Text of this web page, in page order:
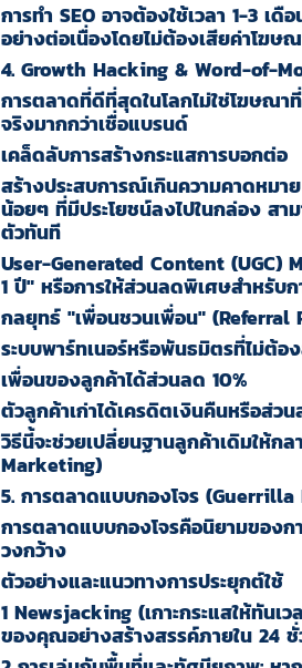
การทำ SEO อาจต้องใช้เวลา 1-3 เ
อย่างต่อเนื่องโดยไม่ต้องเสียค่าโฆษ
4. Growth Hacking & Word-of-
การตลาดที่ดีที่สุดในโลกไม่ใช่โฆษณ
จริงมากกว่าเชื่อแบรนด์
เคล็ดลับการสร้างกระแสการบอกต่อ
สร้างประสบการณ์เกินความคาดหมาย
น้อยๆ ที่มีประโยชน์ลงไปในกล่อง สา
ตัวทันที
User-Generated Content (UGC)
1 ปี" หรือการให้ส่วนลดพิเศษสำหรับ
กลยุทธ์ "เพื่อนชวนเพื่อน" (Referral
ระบบพาร์ทเนอร์หรือพันธมิตรที่ไม่ต้
เพื่อนของลูกค้าได้ส่วนลด 10%
ตัวลูกค้าเก่าได้เครดิตเงินคืนหรือส่ว
วิธีนี้จะช่วยเปลี่ยนฐานลูกค้าเดิมให้
Marketing)
5. การตลาดแบบกองโจร
การตลาดแบบกองโจรคือนิยามของก
วงกว้าง
ตัวอย่างและแนวทางการประยุกต์ใช้
1 Newsjacking (เกาะกระแสให้ทันเว
ของคุณอย่างสร้างสรรค์ภายใน 24